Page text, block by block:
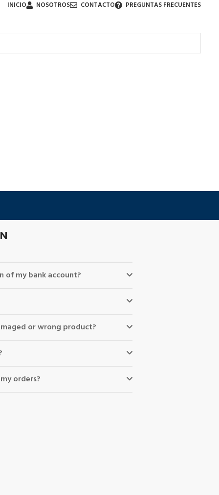
INICIO NOSOTROS CONTACTO PREGUNTAS FRECUENTES
of my bank account?
or wrong product?
orders?